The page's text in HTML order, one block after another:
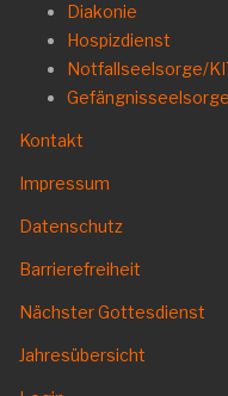
Diakonie
Hospizdienst
Notfallseelsorge/
Gefängnisseelsorge
Kontakt
Impressum
Datenschutz
Barrierefreiheit
Nächster Gottesdienst
Jahresübersicht